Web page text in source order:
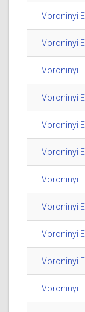
Voroninyi
Voroninyi
Voroninyi
Voroninyi
Voroninyi
Voroninyi
Voroninyi
Voroninyi
Voroninyi
Voroninyi
Voroninyi